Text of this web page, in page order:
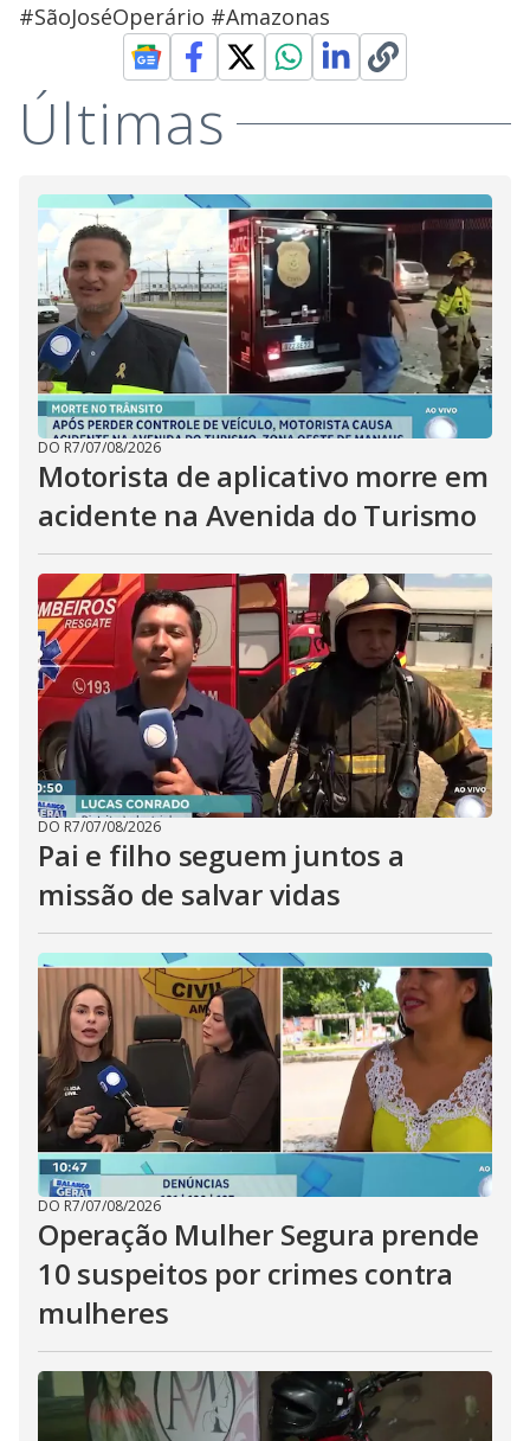
#SãoJoséOperário #Amazonas
Últimas
DO R7/07/08/2026
Motorista de aplicativo morre em
acidente na Avenida do Turismo
DO R7/07/08/2026
Pai e filho seguem juntos a
missão de salvar vidas
DO R7/07/08/2026
Operação Mulher Segura prende
10 suspeitos por crimes contra
mulheres